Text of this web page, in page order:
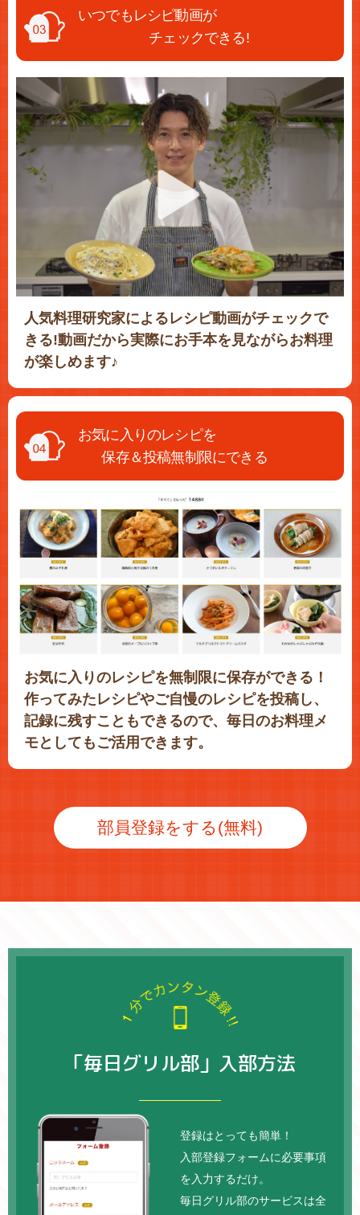
いつでもレシピ動画が
チェックできる!
人気料理研究家によるレシピ動画がチェックで
きる!動画だから実際にお手本を見ながらお料理
が楽しめます♪
お気に入りのレシピを
保存＆投稿無制限にできる
お気に入りのレシピを無制限に保存ができる！
作ってみたレシピやご自慢のレシピを投稿し、
記録に残すこともできるので、毎日のお料理メ
モとしてもご活用できます。
部員登録をする(無料)
「毎日グリル部」入部方法
登録はとっても簡単！
入部登録フォームに必要事項
を入力するだけ。
毎日グリル部のサービスは全